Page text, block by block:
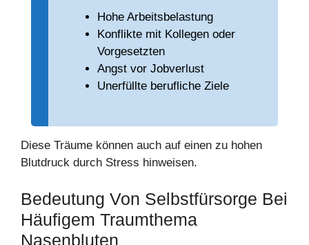
Hohe Arbeitsbelastung
Konflikte mit Kollegen oder
Vorgesetzten
Angst vor Jobverlust
Unerfüllte berufliche Ziele
Diese Träume können auch auf einen zu hohen
Blutdruck durch Stress hinweisen.
Bedeutung Von Selbstfürsorge Bei
Häufigem Traumthema
Nasenbluten